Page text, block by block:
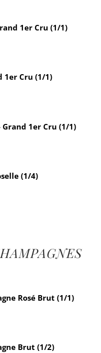
1er Cru (1/1)
1er Cru (1/1)
Grand 1er Cru (1/1)
(1/4)
Rosé Brut (1/1)
Brut (1/2)